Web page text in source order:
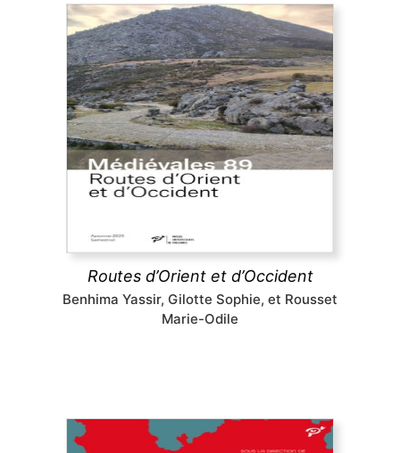
Routes d’Orient et d’Occident
Benhima Yassir, Gilotte Sophie, et Rousset
Marie-Odile
Routes d’Orient et d’Occident
Pèlerins, marchands et autres voyageurs sillonnent
les routes médiévales, y compris dans des espaces
inhospitaliers, ignorant sans doute que les
infrastructures routières qu’ils empruntaient ont fait
découvrir